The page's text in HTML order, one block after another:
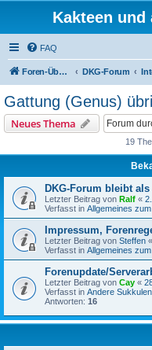
Kakteen und
FAQ
Foren-Übersicht DKG-Forum
Gattung (Genus)
Neues Thema
19
DKG-Forum bleibt
Letzter Beitrag von Ralf «
Verfasst in Allgemeines
Impressum,
Letzter Beitrag von Steffen «
Verfasst in Allgemeines
Forenupdate/
Letzter Beitrag von Cay «
Verfasst in Andere
Antworten: 16